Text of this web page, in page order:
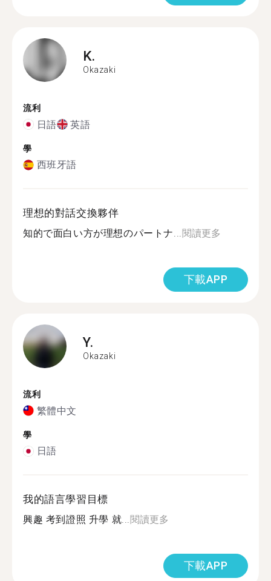
K.
Okazaki
流利
日語 英語
學
西班牙語
理想的對話交換夥伴
知的で面白い方が理想のパートナ...閱讀更多
下載APP
Y.
Okazaki
流利
繁體中文
學
日語
我的語言學習目標
興趣 考到證照 升學 就...閱讀更多
下載APP